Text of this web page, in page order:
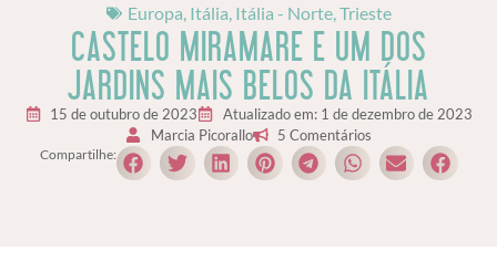
Europa Itália Itália - Norte, Trieste
CASTELO MIRAMARE E UM DOS
JARDINS MAIS BELOS DA ITÁLIA
15 de outubro de 2023
Atualizado em: 1 de dezembro de 2023
Marcia Picorallo
5 Comentários
Compartilhe: